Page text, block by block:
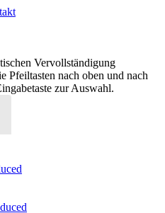
Vervollständigung
Pfeiltasten nach oben und nach
zur Auswahl.